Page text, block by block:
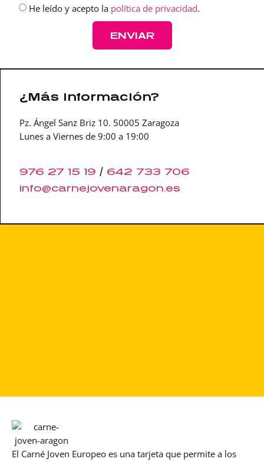
He leído y acepto la política de privacidad.
ENVIAR
¿Más información?
Pz. Ángel Sanz Briz 10. 50005 Zaragoza
Lunes a Viernes de 9:00 a 19:00
976 27 15 19 / 642 733 706
info@carnejovenaragon.es
El Carné Joven Europeo es una tarjeta que permite a los